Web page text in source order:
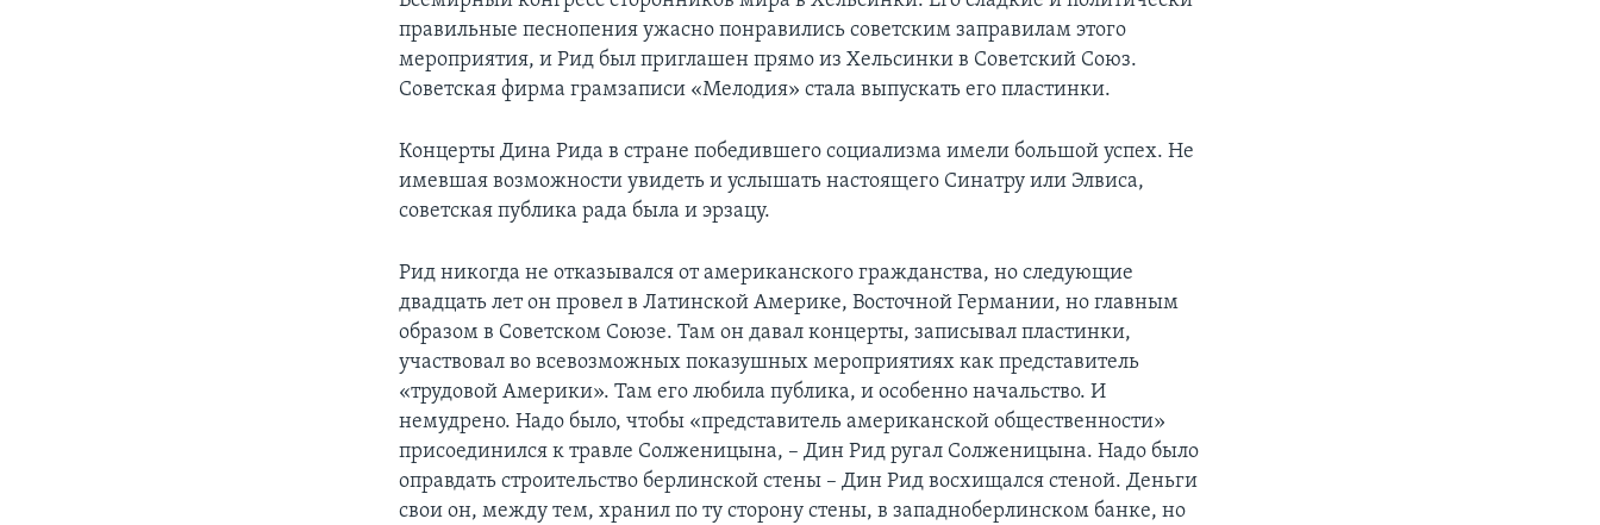
правильные песнопения ужасно понравились советским заправилам этого
мероприятия, и Рид был приглашен прямо из Хельсинки в Советский Союз.
Советская фирма грамзаписи «Мелодия» стала выпускать его пластинки.
Концерты Дина Рида в стране победившего социализма имели большой успех. Не
имевшая возможности увидеть и услышать настоящего Синатру или Элвиса,
советская публика рада была и эрзацу.
Рид никогда не отказывался от американского гражданства, но следующие
двадцать лет он провел в Латинской Америке, Восточной Германии, но главным
образом в Советском Союзе. Там он давал концерты, записывал пластинки,
участвовал во всевозможных показушных мероприятиях как представитель
«трудовой Америки». Там его любила публика, и особенно начальство. И
немудрено. Надо было, чтобы «представитель американской общественности»
присоединился к травле Солженицына, – Дин Рид ругал Солженицына. Надо было
оправдать строительство берлинской стены – Дин Рид восхищался стеной. Деньги
свои он, между тем, хранил по ту сторону стены, в западноберлинском банке, но